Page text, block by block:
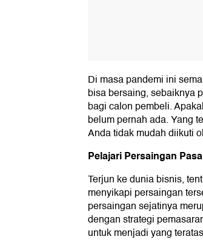
Di masa pandemi ini
bisa bersaing, sebaiknya
bagi calon pembeli.
belum pernah ada. Yang
Anda tidak mudah diikuti
Pelajari Persaingan
Terjun ke dunia bisnis,
menyikapi persaingan
persaingan sejatinya
dengan strategi
untuk menjadi yang